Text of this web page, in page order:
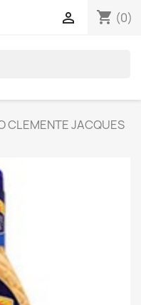
shopping_cart (0)

CLEMENTE JACQUES